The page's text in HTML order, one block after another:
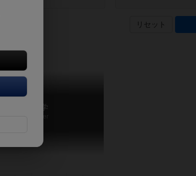
リセット
選挙工学
Electioneer